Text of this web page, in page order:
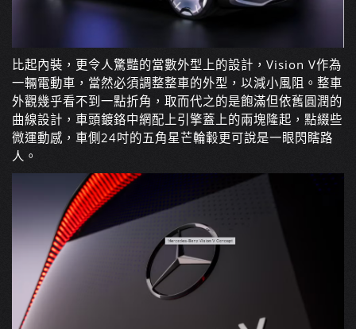
比起內裝，更令人驚豔的當數外型上的設計，Vision V作為
一輛電動車，當然必須調整整車的外型，以減小風阻。整車
外觀幾乎看不到一點折角，取而代之的是飽滿但依舊圓潤的
曲線設計，車頭鍍鉻中網配上引擎蓋上的兩塊隆起，點綴些
微運動感，車側24吋的五角星芒輪轂更可說是一眼閃瞎路
人。